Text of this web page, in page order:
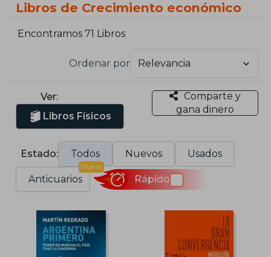
Libros de Crecimiento económico
Encontramos 71 Libros
Ordenar por
Ver:
Libros Físicos
Comparte y
gana dinero
Estado: Todos Nuevos Usados
Anticuarios
Nuevo
Rápido